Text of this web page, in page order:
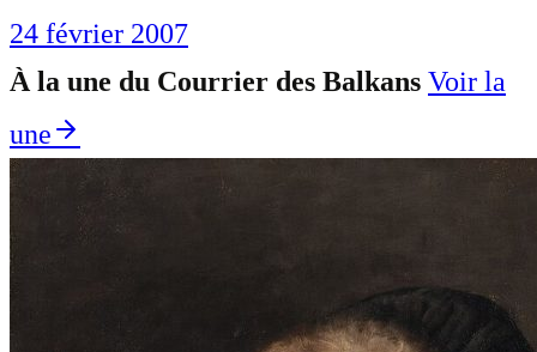
24 février 2007
À la une du Courrier des Balkans Voir la
une